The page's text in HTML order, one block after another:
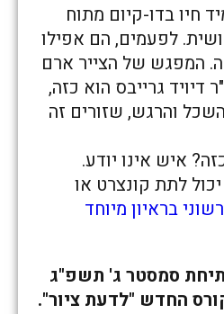
חיו בדו-קיום מתוח
לפעמים, הם אפילו
המפגש של הצייר ארם
דיויד גרייבס הוא כזה,
והרגש, שזורים זה
איש אינו יודע.
לתת קונצרט או
בראיון מיוחד
סמסטר ג' תשפ"ג
החדש "לדעת ציור".